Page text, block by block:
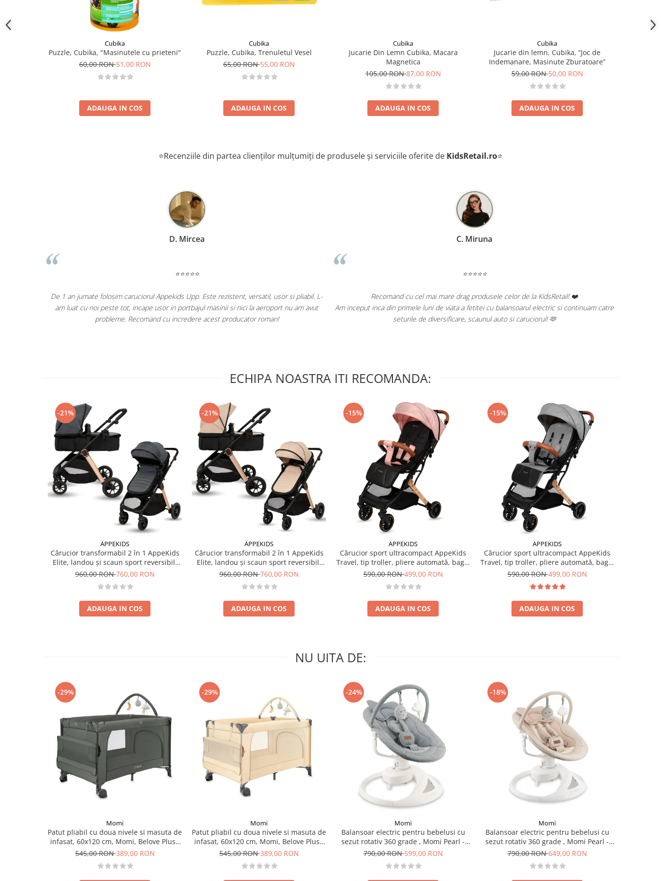
Cubika
Puzzle, Cubika, "Masinutele cu prieteni"
60,00 RON51,00 RON
ADAUGA IN COS
Cubika
Puzzle, Cubika, Trenuletul Vesel
65,00 RON55,00 RON
ADAUGA IN COS
Cubika
Jucarie Din Lemn Cubika, Macara
Magnetica
105,00 RON87,00 RON
ADAUGA IN COS
Cubika
Jucarie din lemn, Cubika, “Joc de
Indemanare, Masinute Zburatoare”
59,00 RON50,00 RON
ADAUGA IN COS
⭐Recenziile din partea clienților mulțumiți de produsele și serviciile oferite de KidsRetail.ro⭐
D. Mircea
⭐⭐⭐⭐⭐
De 1 an jumate folosim caruciorul Appekids Upp. Este rezistent, versatil, usor si pliabil. L-
am luat cu noi peste tot, incape usor in portbajul masinii si nici la aeroport nu am avut
probleme. Recomand cu incredere acest producator roman!
C. Miruna
⭐⭐⭐⭐⭐
Recomand cu cel mai mare drag produsele celor de la KidsRetail! ❤️
Am inceput inca din primele luni de viata a fetitei cu balansoarul electric si continuam catre
seturile de diversificare, scaunul auto si caruciorul! 🫶
ECHIPA NOASTRA ITI RECOMANDA:
-21%
APPEKIDS
Cărucior transformabil 2 în 1 AppeKids
Elite, landou și scaun sport reversibil,
suspensii, adaptori scoică auto, până la
960,00 RON760,00 RON
ADAUGA IN COS
-21%
APPEKIDS
Cărucior transformabil 2 în 1 AppeKids
Elite, landou și scaun sport reversibil,
suspensii, adaptori scoică auto, până la
960,00 RON760,00 RON
ADAUGA IN COS
-15%
APPEKIDS
Cărucior sport ultracompact AppeKids
Travel, tip troller, pliere automată, bagaj
de mână, 6.7 kg - Pink
590,00 RON499,00 RON
ADAUGA IN COS
-15%
APPEKIDS
Cărucior sport ultracompact AppeKids
Travel, tip troller, pliere automată, bagaj
de mână, 6.7 kg - Grey
590,00 RON499,00 RON
ADAUGA IN COS
NU UITA DE:
-29%
Momi
Patut pliabil cu doua nivele si masuta de
infasat, 60x120 cm, Momi, Belove Plus -
Green
545,00 RON389,00 RON
-29%
Momi
Patut pliabil cu doua nivele si masuta de
infasat, 60x120 cm, Momi, Belove Plus -
Beige
545,00 RON389,00 RON
-24%
Momi
Balansoar electric pentru bebelusi cu
sezut rotativ 360 grade , Momi Pearl -
Grey
790,00 RON599,00 RON
-18%
Momi
Balansoar electric pentru bebelusi cu
sezut rotativ 360 grade , Momi Pearl -
Beige
790,00 RON649,00 RON